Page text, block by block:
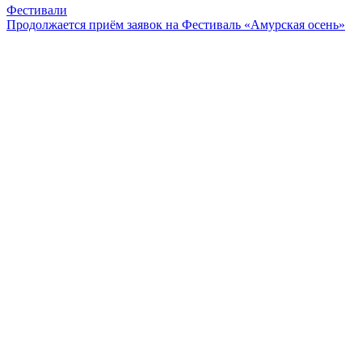
Фестивали
Продолжается приём заявок на Фестиваль «Амурская осень»